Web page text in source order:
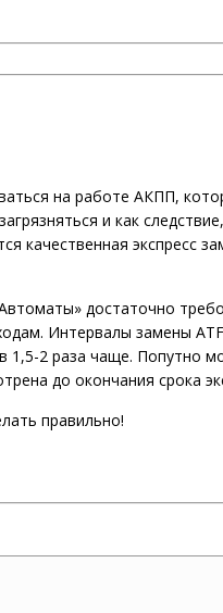
на работе АКПП,
и как
качественная экспресс
достаточно
Интервалы замены
1,5-2 раза чаще. Попутно
до окончания срока
правильно!